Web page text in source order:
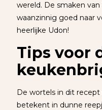
wereld. De smaken
waanzinnig goed naar
heerlijke Udon!
Tips voor
De wortels in dit recept
betekent in dunne